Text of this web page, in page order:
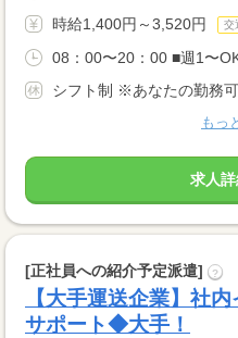
時給1,400円～3,520円 交
08：00〜20：00 ■週1〜
シフト制 ※あなたの勤務可
もっ
求人
[正社員への紹介予定派遣] ?
【大手運送企業】社
サポート◆大手！